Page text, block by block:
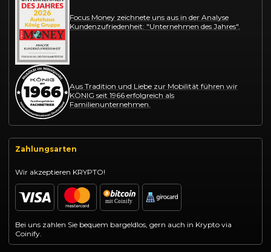
Focus Money zeichnete uns aus in der Analyse
Kundenzufriedenheit: "Unternehmen des Jahres".
Aus Tradition und Liebe zur Mobilität führen wir
KÖNIG seit 1966 erfolgreich als
Familienunternehmen.
Zahlungsarten
Wir akzeptieren KRYPTO!
Bei uns zahlen Sie bequem bargeldlos, gern auch in Krypto via
Coinify.